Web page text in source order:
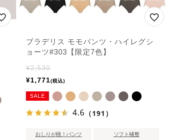
ブラデリス モモパンツ・ハイレグシ
ョーツ#303【限定7色】
¥2,530
¥1,771 税込
SALE
4.6 （191）
おしりが桃！パンツ ソフト補整